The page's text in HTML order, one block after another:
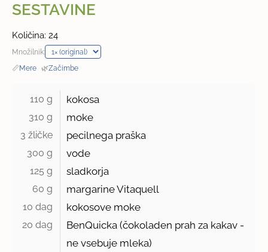
SESTAVINE
Količina: 24
Množilnik:
📏Mere · 🌿Začimbe
110 g kokosa
310 g moke
3 žličke pecilnega praška
300 g vode
125 g sladkorja
60 g margarine Vitaquell
10 dag kokosove moke
20 dag
BenQuicka (čokoladen prah za kakav -
ne vsebuje mleka)